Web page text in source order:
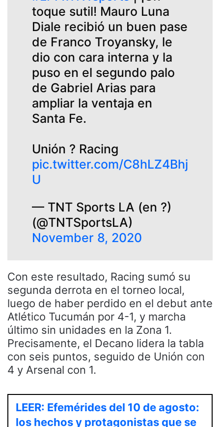
toque sutil! Mauro Luna
Diale recibió un buen pase
de Franco Troyansky, le
dio con cara interna y la
puso en el segundo palo
de Gabriel Arias para
ampliar la ventaja en
Santa Fe.
Unión ? Racing
pic.twitter.com/C8hLZ4Bhj
U
— TNT Sports LA (en ?)
(@TNTSportsLA)
November 8, 2020
Con este resultado, Racing sumó su
segunda derrota en el torneo local,
luego de haber perdido en el debut ante
Atlético Tucumán por 4-1, y marcha
último sin unidades en la Zona 1.
Precisamente, el Decano lidera la tabla
con seis puntos, seguido de Unión con
4 y Arsenal con 1.
LEER: Efemérides del 10 de agosto:
los hechos y protagonistas que se